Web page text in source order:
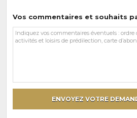
Vos commentaires et souhaits
Vos
commentaires
ENVOYEZ VOTRE